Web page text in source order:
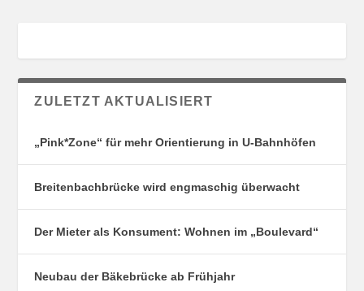
m
L
a
k
w
i
t
z
ZULETZT AKTUALISIERT
„Pink*Zone“ für mehr Orientierung in U-Bahnhöfen
Breitenbachbrücke wird engmaschig überwacht
Der Mieter als Konsument: Wohnen im „Boulevard“
Neubau der Bäkebrücke ab Frühjahr